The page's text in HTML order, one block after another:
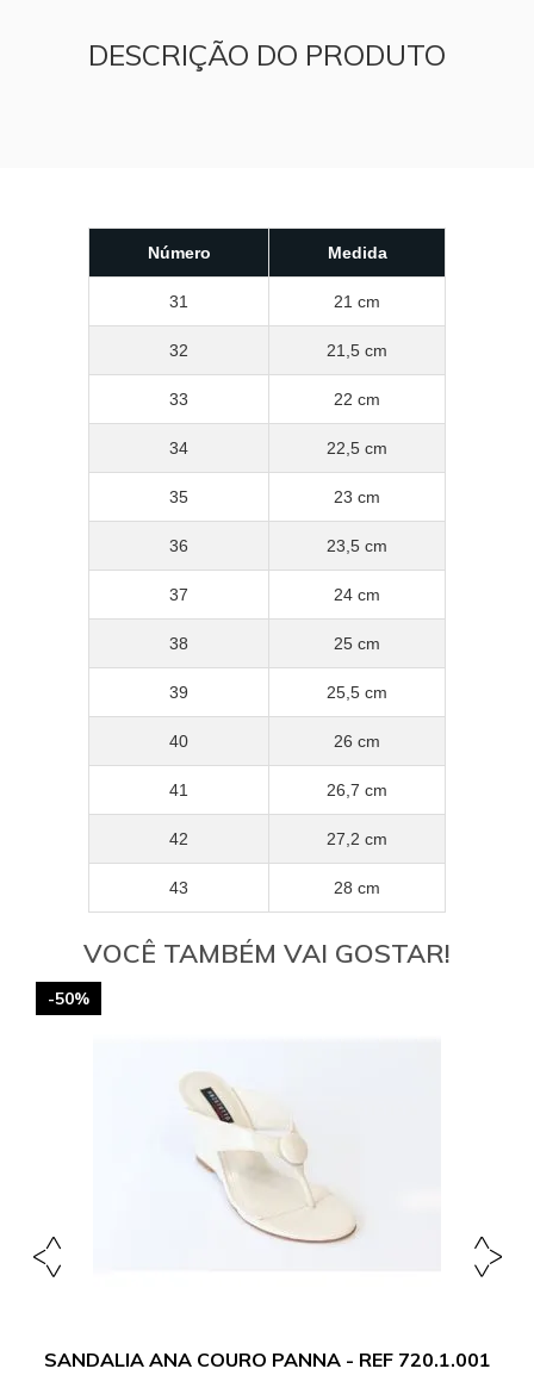
DESCRIÇÃO DO PRODUTO
Número Medida
31 21 cm
32 21,5 cm
33 22 cm
34 22,5 cm
35 23 cm
36 23,5 cm
37 24 cm
38 25 cm
39 25,5 cm
40 26 cm
41 26,7 cm
42 27,2 cm
43 28 cm
VOCÊ TAMBÉM VAI GOSTAR!
-50%
SANDALIA ANA COURO PANNA - REF 720.1.001